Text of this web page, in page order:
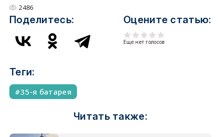
2486
Поделитесь: Оцените статью:
Еще нет голосов
Теги:
35-я батарея
Читать также: